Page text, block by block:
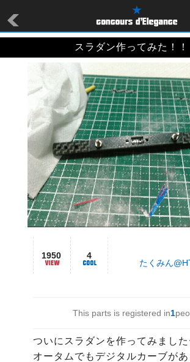
スラダン作ってみた！！
1950 4
たくみん
This parts is registered in1
ついにスラダンを作ってみました
オータムでもデジタルカーブが